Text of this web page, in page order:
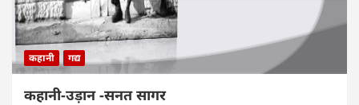
कहानी गद्य
कहानी-उड़ान -सनत सागर